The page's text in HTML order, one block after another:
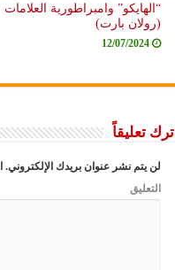
“الهايكو” وامبراطورية العلامات
(رولان بارت)
12/07/2024
اترك تعليقاً
لن يتم نشر عنوان بريدك الإلكتروني.
التعليق